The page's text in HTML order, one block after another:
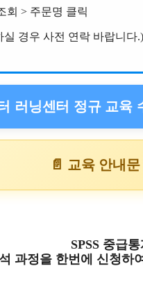
회 > 주문명 클릭
경우 사전 연락 바랍니다.)
러닝센터 정규 교육
📄 교육 안내
SPSS 중급
과정을 한번에 신청하